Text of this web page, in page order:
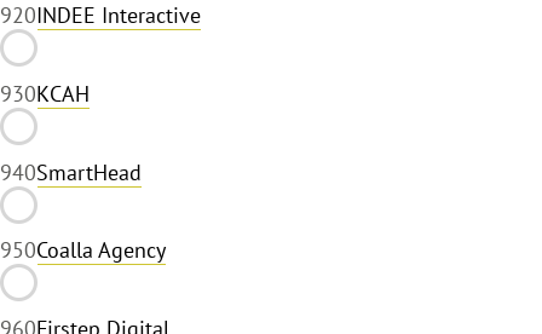
920INDEE Interactive
930КСАН
940SmartHead
950Coalla Agency
960Firstep Digital